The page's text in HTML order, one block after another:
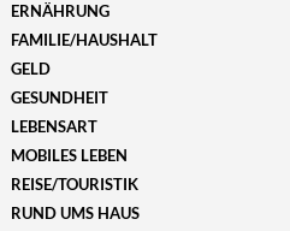
ERNÄHRUNG
FAMILIE/HAUSHALT
GELD
GESUNDHEIT
LEBENSART
MOBILES LEBEN
REISE/TOURISTIK
RUND UMS HAUS